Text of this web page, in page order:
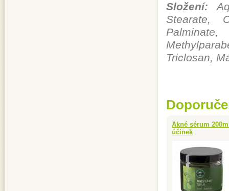
Složení:
Stearate,
Triclosan,
Akné sérum
účinek